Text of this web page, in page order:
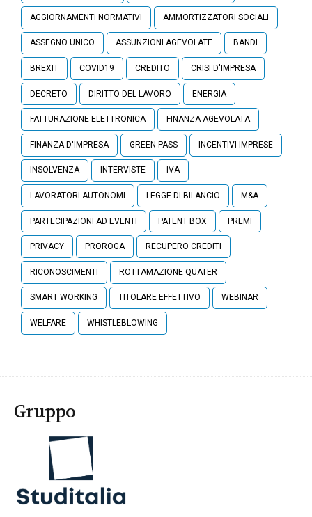
AGGIORNAMENTI NORMATIVI AMMORTIZZATORI SOCIALI
ASSEGNO UNICO ASSUNZIONI AGEVOLATE BANDI
BREXIT COVID19 CREDITO CRISI D'IMPRESA
DECRETO DIRITTO DEL LAVORO ENERGIA
FATTURAZIONE ELETTRONICA FINANZA AGEVOLATA
FINANZA D'IMPRESA GREEN PASS INCENTIVI IMPRESE
INSOLVENZA INTERVISTE IVA
LAVORATORI AUTONOMI LEGGE DI BILANCIO M&A
PARTECIPAZIONI AD EVENTI PATENT BOX PREMI
PRIVACY PROROGA RECUPERO CREDITI
RICONOSCIMENTI ROTTAMAZIONE QUATER
SMART WORKING TITOLARE EFFETTIVO WEBINAR
WELFARE WHISTLEBLOWING
Gruppo